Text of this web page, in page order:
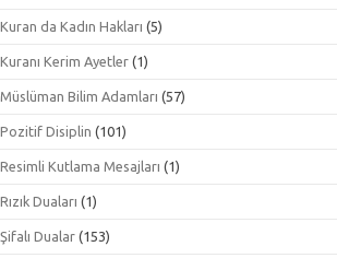
Kuran da Kadın Hakları (5)
Kuranı Kerim Ayetler (1)
Müslüman Bilim Adamları (57)
Pozitif Disiplin (101)
Resimli Kutlama Mesajları (1)
Rızık Duaları (1)
Şifalı Dualar (153)